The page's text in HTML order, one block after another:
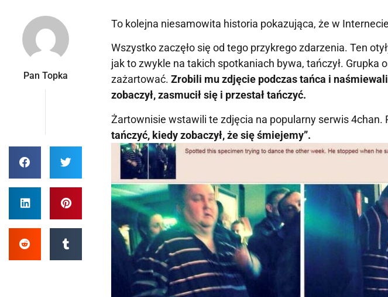
Pan Topka
To kolejna niesamowita historia pokazująca, że w
Wszystko zaczęło się od tego przykrego zdarzenia. Ten
jak to zwykle na takich spotkaniach bywa, tańczył. Grupka
zażartować.Zrobili mu zdjęcie podczas tańca i
zobaczył, zasmucił się i przestał tańczyć.
Żartownisie wstawili te zdjęcia na popularny serwis 4chan.
tańczyć, kiedy zobaczył, że się śmiejemy”.